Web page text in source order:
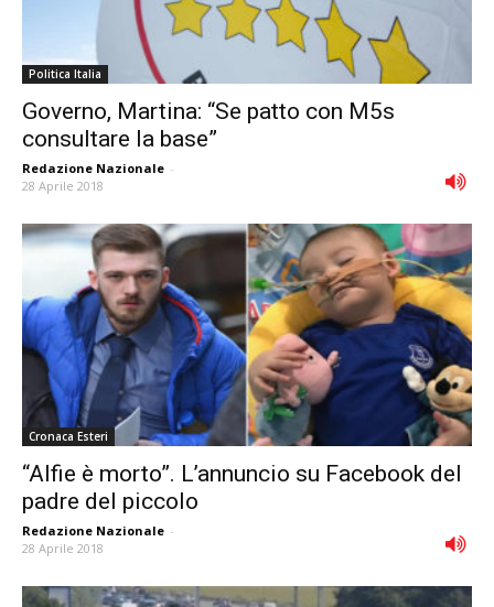
Politica Italia
Governo, Martina: “Se patto con M5s
consultare la base”
Redazione Nazionale -
28 Aprile 2018
Cronaca Esteri
“Alfie è morto”. L’annuncio su Facebook del
padre del piccolo
Redazione Nazionale -
28 Aprile 2018